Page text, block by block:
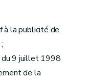
la publicité de
du 9 juillet 1998
de la